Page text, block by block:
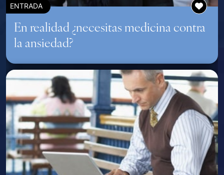
ENTRADA
En realidad ¿necesitas medicina contra
la ansiedad?